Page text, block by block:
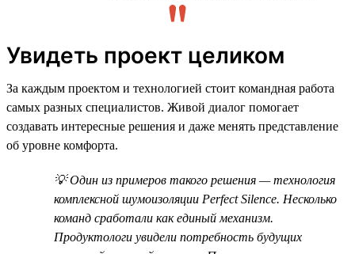
Увидеть проект целиком
За каждым проектом и технологией стоит командная работа
самых разных специалистов. Живой диалог помогает
создавать интересные решения и даже менять представление
об уровне комфорта.
💡 Один из примеров такого решения — технология
комплексной шумоизоляции Perfect Silence. Несколько
команд сработали как единый механизм.
Продуктологи увидели потребность будущих